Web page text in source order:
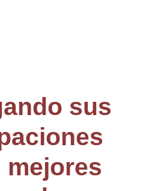
sus